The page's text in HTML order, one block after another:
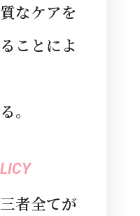
なケアを
ことによ
。
者全てが